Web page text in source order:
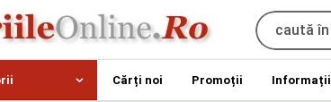
Cărți noi Promoții Informații